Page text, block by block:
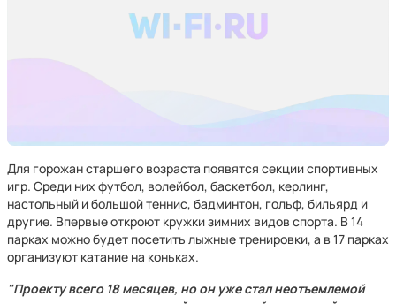
Для горожан старшего возраста появятся секции спортивных
игр. Среди них футбол, волейбол, баскетбол, керлинг,
настольный и большой теннис, бадминтон, гольф, бильярд и
другие. Впервые откроют кружки зимних видов спорта. В 14
парках можно будет посетить лыжные тренировки, а в 17 парках
организуют катание на коньках.
"Проекту всего 18 месяцев, но он уже стал неотъемлемой